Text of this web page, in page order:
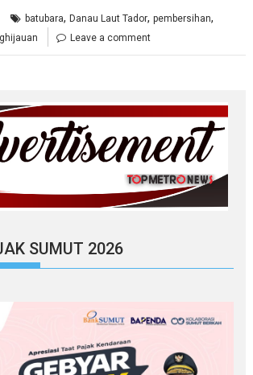
batubara,Danau Laut Tador,pembersihan,
Leave a comment
SUMUT 2026